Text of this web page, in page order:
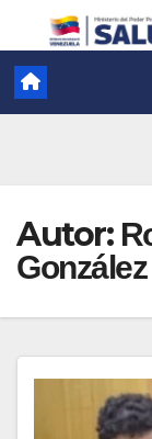
Autor:
González